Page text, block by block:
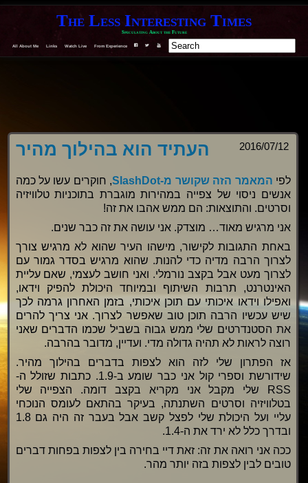
The Less Interesting Times
Speculating About the Future
All About Me Links Watch Live From Experience F T Y
2016/07/12 העתיד הוא בהילוך מהיר
לפי המאמר הזה שקושר מ-SlashDot
, חוקרים עשו על כמה
אנשים ניסוי של צפייה במהירות מוגברת בתוכניות טלוויזיה
וסרטים. והתוצאות: הם ממש אהבו את זה!
אני מרגיש מאוד… מוצדק. אני עושה את זה כבר שנים.
באחת התגובות לקישור, מישהו העיר שהוא לא מרגיש צורך
לצרוך הרבה מדיה כדי להנות. שהוא מרגיש בסדר גמור עם
לצרוך מעט אבל בקצב נורמלי. ואני חושב לעצמי, שאם עליית
האינטרנט, תרבות השיתוף ובמיוחד היכולת להפיק וידאו,
ואפילו וידאו איכותי עם תוכן איכותי, בזמן האחרון גרמה לכך
שיש עכשיו הרבה תוכן טוב שאפשר לצרוך. אני צריך להרים
את הסטנדרטים שלי ממש גבוה בשביל שכמו הדברים שאני
רוצה לראות לא תהיה גדולה מדי. ועדיין, מדובר בהרבה.
אז הפתרון שלי לזה הוא לצפות בדברים בהילוך מהיר.
שידורשת וספרי קול אני כבר שומע ב-1.9. כתבות שזולל ה-
RSS שלי מקבל אני מקריא בקצב דומה. הצפייה שלי
בטלוויזיה וסרטים השתנתה, בעיקר בהתאם לעומס הנוכחי
עליי ועל היכולת שלי לפצל קשב אבל בעבר זה היה גם 1.8
ובדרך כלל לא ירד את ה-1.4.
ככה אני רואה את זה: זאת דיי בחירה בין לצפות בפחות דברים
טובים לבין לצפות בזה יותר מהר.